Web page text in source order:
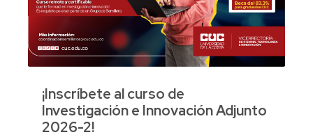
¡Inscríbete al curso de
Investigación e Innovación Adjunto
2026-2!